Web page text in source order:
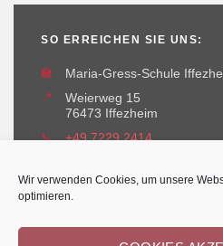
Wir verwenden Cookies, um unsere
optimieren.
SO ERREICHEN SIE UNS:
🏫
Maria-Gress-Schule
📍
Weierweg 15
76473 Iffezheim
📞
+49 7229 2414